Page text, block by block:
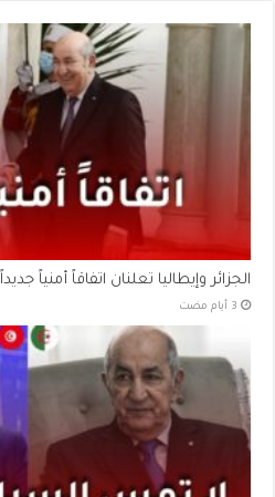
الجزائر وإيطاليا تعلنان اتفاقاً أمنياً جديداً